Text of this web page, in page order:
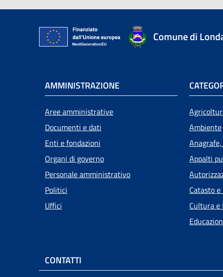
Comune di
AMMINISTRAZIONE
Aree amministrative
Documenti e dati
Enti e fondazioni
Organi di governo
Personale amministrativo
Politici
Uffici
Ambiente
Appalti
Catasto
Cultura e
CONTATTI